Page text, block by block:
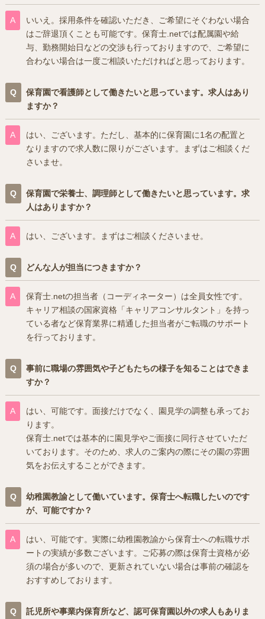
いいえ。採用条件を確認いただき、ご希望にそぐわない場合
はご辞退頂くことも可能です。保育士.netでは配属園や給
与、勤務開始日などの交渉も行っておりますので、ご希望に
合わない場合は一度ご相談いただければと思っております。
保育園で看護師として働きたいと思っています。求人はあり
ますか？
はい、ございます。ただし、基本的に保育園に1名の配置と
なりますので求人数に限りがございます。まずはご相談くだ
さいませ。
保育園で栄養士、調理師として働きたいと思っています。求
人はありますか？
はい、ございます。まずはご相談くださいませ。
どんな人が担当につきますか？
保育士.netの担当者（コーディネーター）は全員女性です。
キャリア相談の国家資格「キャリアコンサルタント」を持っ
ている者など保育業界に精通した担当者がご転職のサポート
を行っております。
事前に職場の雰囲気や子どもたちの様子を知ることはできま
すか？
はい、可能です。面接だけでなく、園見学の調整も承ってお
ります。
保育士.netでは基本的に園見学やご面接に同行させていただ
いております。そのため、求人のご案内の際にその園の雰囲
気をお伝えすることができます。
幼稚園教諭として働いています。保育士へ転職したいのです
が、可能ですか？
はい、可能です。実際に幼稚園教諭から保育士への転職サポ
ートの実績が多数ございます。ご応募の際は保育士資格が必
須の場合が多いので、更新されていない場合は事前の確認を
おすすめしております。
託児所や事業内保育所など、認可保育園以外の求人もありま